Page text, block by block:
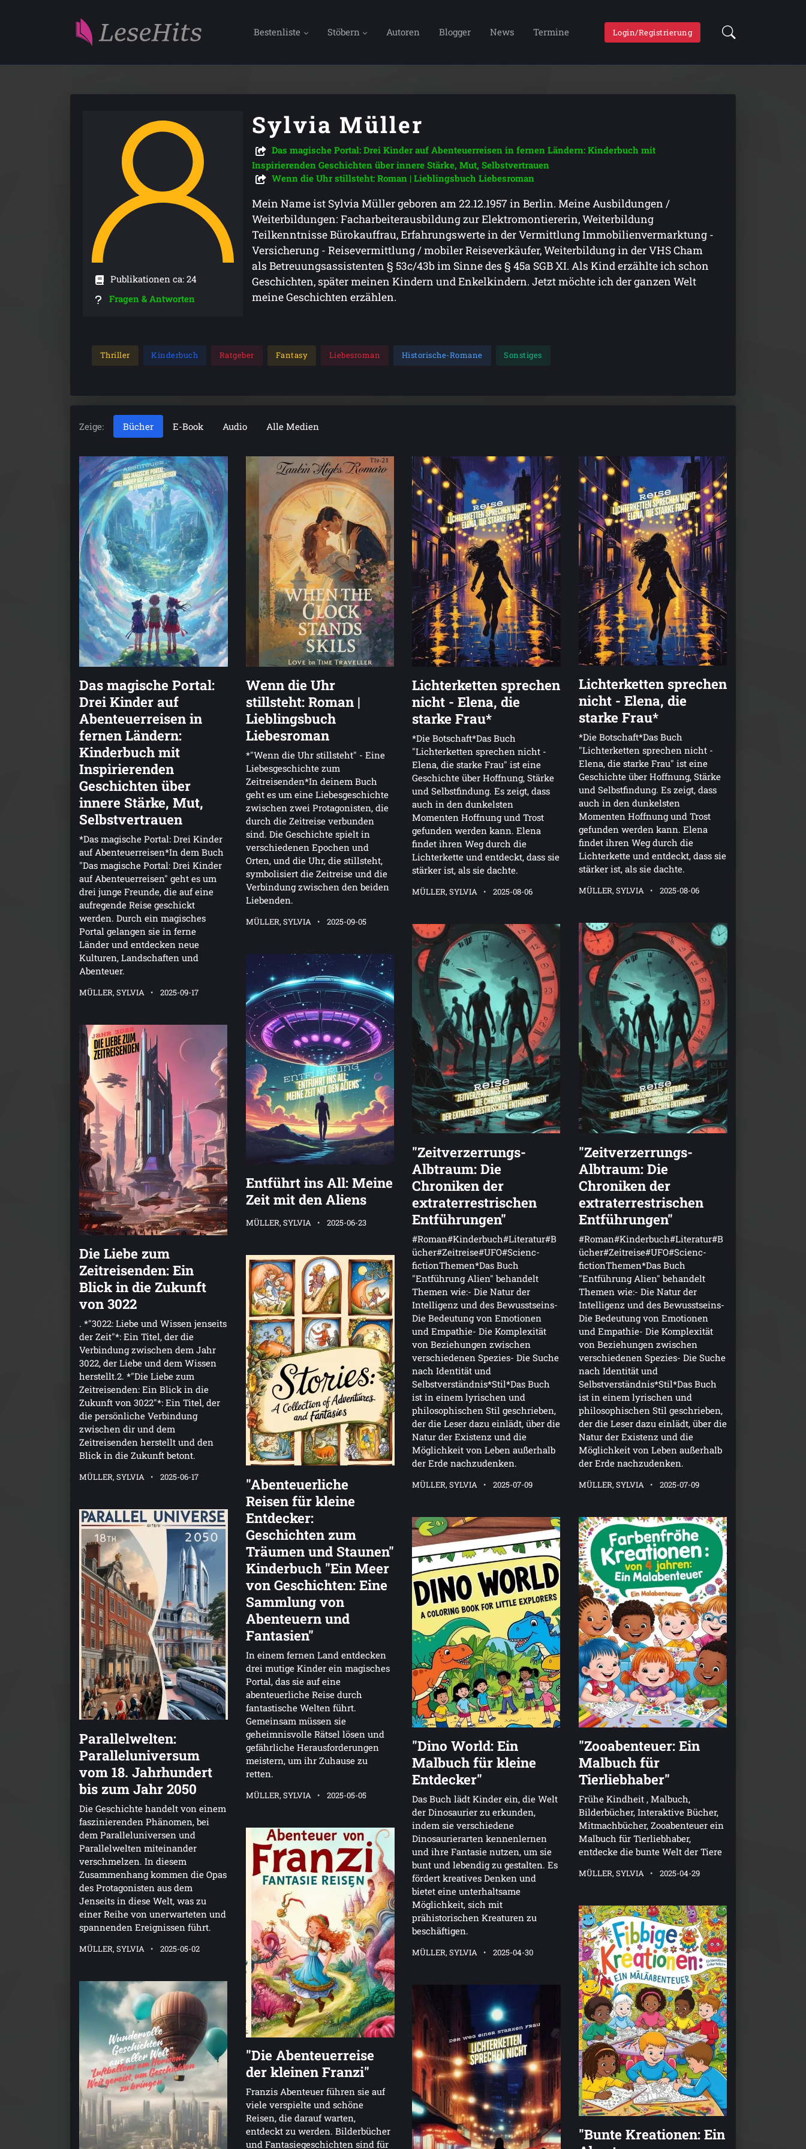
Bestenliste Stöbern Autoren Blogger News Termine Login/Registrierung
Publikationen ca: 24
Fragen & Antworten
Sylvia Müller
Das magische Portal: Drei Kinder auf Abenteuerreisen in fernen Ländern: Kinderbuch mit
Inspirierenden Geschichten über innere Stärke, Mut, Selbstvertrauen
Wenn die Uhr stillsteht: Roman | Lieblingsbuch Liebesroman
Mein Name ist Sylvia Müller geboren am 22.12.1957 in Berlin. Meine Ausbildungen /
Weiterbildungen: Facharbeiterausbildung zur Elektromontiererin, Weiterbildung
Teilkenntnisse Bürokauffrau, Erfahrungswerte in der Vermittlung Immobilienvermarktung -
Versicherung - Reisevermittlung / mobiler Reiseverkäufer, Weiterbildung in der VHS Cham
als Betreuungsassistenten § 53c/43b im Sinne des § 45a SGB XI. Als Kind erzählte ich schon
Geschichten, später meinen Kindern und Enkelkindern. Jetzt möchte ich der ganzen Welt
meine Geschichten erzählen.
Thriller Kinderbuch Ratgeber Fantasy Liebesroman Historische-Romane Sonstiges
Zeige: Bücher E-Book Audio Alle Medien
Das magische Portal:
Drei Kinder auf
Abenteuerreisen in
fernen Ländern:
Kinderbuch mit
Inspirierenden
Geschichten über
innere Stärke, Mut,
Selbstvertrauen
*Das magische Portal: Drei Kinder
auf Abenteuerreisen*In dem Buch
"Das magische Portal: Drei Kinder
auf Abenteuerreisen" geht es um
drei junge Freunde, die auf eine
aufregende Reise geschickt
werden. Durch ein magisches
Portal gelangen sie in ferne
Länder und entdecken neue
Kulturen, Landschaften und
Abenteuer.
MÜLLER, SYLVIA 2025-09-17
Wenn die Uhr
stillsteht: Roman |
Lieblingsbuch
Liebesroman
*"Wenn die Uhr stillsteht" - Eine
Liebesgeschichte zum
Zeitreisenden*In deinem Buch
geht es um eine Liebesgeschichte
zwischen zwei Protagonisten, die
durch die Zeitreise verbunden
sind. Die Geschichte spielt in
verschiedenen Epochen und
Orten, und die Uhr, die stillsteht,
symbolisiert die Zeitreise und die
Verbindung zwischen den beiden
Liebenden.
MÜLLER, SYLVIA 2025-09-05
Lichterketten sprechen
nicht - Elena, die
starke Frau*
*Die Botschaft*Das Buch
"Lichterketten sprechen nicht -
Elena, die starke Frau" ist eine
Geschichte über Hoffnung, Stärke
und Selbstfindung. Es zeigt, dass
auch in den dunkelsten
Momenten Hoffnung und Trost
gefunden werden kann. Elena
findet ihren Weg durch die
Lichterkette und entdeckt, dass sie
stärker ist, als sie dachte.
MÜLLER, SYLVIA 2025-08-06
Lichterketten sprechen
nicht - Elena, die
starke Frau*
*Die Botschaft*Das Buch
"Lichterketten sprechen nicht -
Elena, die starke Frau" ist eine
Geschichte über Hoffnung, Stärke
und Selbstfindung. Es zeigt, dass
auch in den dunkelsten
Momenten Hoffnung und Trost
gefunden werden kann. Elena
findet ihren Weg durch die
Lichterkette und entdeckt, dass sie
stärker ist, als sie dachte.
MÜLLER, SYLVIA 2025-08-06
"Zeitverzerrungs-
Albtraum: Die
Chroniken der
extraterrestrischen
Entführungen"
#Roman#Kinderbuch#Literatur#B
ücher#Zeitreise#UFO#Scienc-
fictionThemen*Das Buch
"Entführung Alien" behandelt
Themen wie:- Die Natur der
Intelligenz und des Bewusstseins-
Die Bedeutung von Emotionen
und Empathie- Die Komplexität
von Beziehungen zwischen
verschiedenen Spezies- Die Suche
nach Identität und
Selbstverständnis*Stil*Das Buch
ist in einem lyrischen und
philosophischen Stil geschrieben,
der die Leser dazu einlädt, über die
Natur der Existenz und die
Möglichkeit von Leben außerhalb
der Erde nachzudenken.
MÜLLER, SYLVIA 2025-07-09
"Zeitverzerrungs-
Albtraum: Die
Chroniken der
extraterrestrischen
Entführungen"
#Roman#Kinderbuch#Literatur#B
ücher#Zeitreise#UFO#Scienc-
fictionThemen*Das Buch
"Entführung Alien" behandelt
Themen wie:- Die Natur der
Intelligenz und des Bewusstseins-
Die Bedeutung von Emotionen
und Empathie- Die Komplexität
von Beziehungen zwischen
verschiedenen Spezies- Die Suche
nach Identität und
Selbstverständnis*Stil*Das Buch
ist in einem lyrischen und
philosophischen Stil geschrieben,
der die Leser dazu einlädt, über die
Natur der Existenz und die
Möglichkeit von Leben außerhalb
der Erde nachzudenken.
MÜLLER, SYLVIA 2025-07-09
Entführt ins All: Meine
Zeit mit den Aliens
MÜLLER, SYLVIA 2025-06-23
Die Liebe zum
Zeitreisenden: Ein
Blick in die Zukunft
von 3022
. *"3022: Liebe und Wissen jenseits
der Zeit"*: Ein Titel, der die
Verbindung zwischen dem Jahr
3022, der Liebe und dem Wissen
herstellt.2. *"Die Liebe zum
Zeitreisenden: Ein Blick in die
Zukunft von 3022"*: Ein Titel, der
die persönliche Verbindung
zwischen dir und dem
Zeitreisenden herstellt und den
Blick in die Zukunft betont.
MÜLLER, SYLVIA 2025-06-17
"Abenteuerliche
Reisen für kleine
Entdecker:
Geschichten zum
Träumen und Staunen"
Kinderbuch "Ein Meer
von Geschichten: Eine
Sammlung von
Abenteuern und
Fantasien"
In einem fernen Land entdecken
drei mutige Kinder ein magisches
Portal, das sie auf eine
abenteuerliche Reise durch
fantastische Welten führt.
Gemeinsam müssen sie
geheimnisvolle Rätsel lösen und
gefährliche Herausforderungen
meistern, um ihr Zuhause zu
retten.
MÜLLER, SYLVIA 2025-05-05
Parallelwelten:
Paralleluniversum
vom 18. Jahrhundert
bis zum Jahr 2050
Die Geschichte handelt von einem
faszinierenden Phänomen, bei
dem Paralleluniversen und
Parallelwelten miteinander
verschmelzen. In diesem
Zusammenhang kommen die Opas
des Protagonisten aus dem
Jenseits in diese Welt, was zu
einer Reihe von unerwarteten und
spannenden Ereignissen führt.
MÜLLER, SYLVIA 2025-05-02
"Dino World: Ein
Malbuch für kleine
Entdecker"
Das Buch lädt Kinder ein, die Welt
der Dinosaurier zu erkunden,
indem sie verschiedene
Dinosaurierarten kennenlernen
und ihre Fantasie nutzen, um sie
bunt und lebendig zu gestalten. Es
fördert kreatives Denken und
bietet eine unterhaltsame
Möglichkeit, sich mit
prähistorischen Kreaturen zu
beschäftigen.
MÜLLER, SYLVIA 2025-04-30
"Zooabenteuer: Ein
Malbuch für
Tierliebhaber"
Frühe Kindheit , Malbuch,
Bilderbücher, Interaktive Bücher,
Mitmachbücher, Zooabenteuer ein
Malbuch für Tierliebhaber,
entdecke die bunte Welt der Tiere
MÜLLER, SYLVIA 2025-04-29
"Die Abenteuerreise
der kleinen Franzi"
Franzis Abenteuer führen sie auf
viele verspielte und schöne
Reisen, die darauf warten,
entdeckt zu werden. Bilderbücher
und Fantasiegeschichten sind für
"Bunte Kreationen: Ein